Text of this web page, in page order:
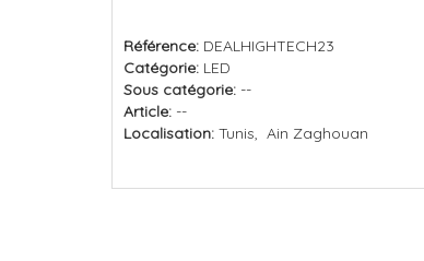
Référence: DEALHIGHTECH23
Catégorie: LED
Sous catégorie: --
Article: --
Localisation: Tunis, Ain Zaghouan